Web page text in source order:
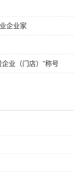
企业家
业（门店）”称号